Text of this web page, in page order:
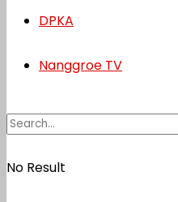
DPKA
Nanggroe TV
No Result